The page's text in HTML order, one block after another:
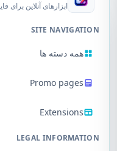
ابزارهای آنلاین برای
SITE NAVIGATION
همه دسته ها
Promo pages
Extensions
LEGAL INFORMATION